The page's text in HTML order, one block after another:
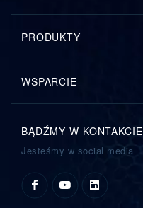
PRODUKTY
WSPARCIE
BĄDŹMY W KONTAKCIE
Jesteśmy w social media